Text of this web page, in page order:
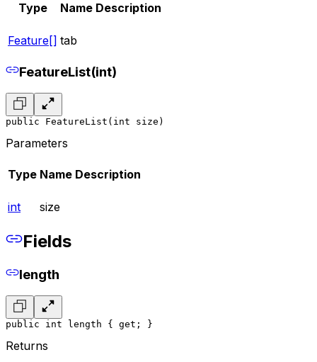
Type Name Description
Feature[] tab
FeatureList(int)
public FeatureList(int size)
Parameters
Type Name Description
int size
Fields
length
public int length { get; }
Returns